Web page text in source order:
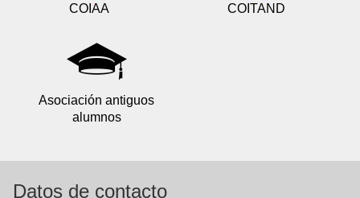
COIAA COITAND
Asociación antiguos
alumnos
Datos de contacto